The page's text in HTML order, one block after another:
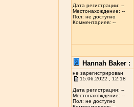
Дата регистрации: --
Местонахождение: --
Пол: не доступно
Комментариев: --
Hannah Baker :
не зарегистрирован
15.06.2022 , 12:18
Дата регистрации: --
Местонахождение: --
Пол: не доступно